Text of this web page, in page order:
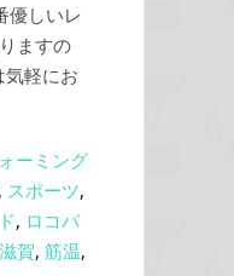
優しいレ
ますの
気軽にお
ーミング
, スポーツ,
, ロコバ
滋賀, 筋温,